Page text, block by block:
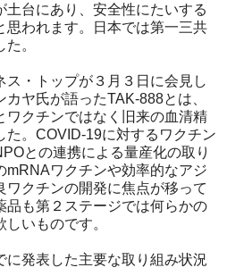
台にあり、安全性にたいする
思われます。日本では第一三共
。
・トップが３月３日に会見し
ヤ氏が語ったTAK-888とは、
ワクチンではなく旧来の血清精
た。COVID-19に対するワクチン
との連携による量産化の取り
mRNAワクチンや効率的なアジ
ワクチンの開発に焦点が移って
品も第２ステージでは何らかの
いものです。
に発表した主要な取り組み状況